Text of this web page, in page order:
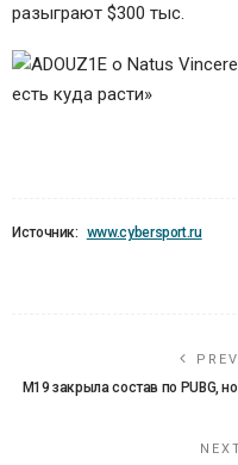
разыграют $300 тыс.
Источник: www.cybersport.ru
M19 закрыла состав по PUBG,